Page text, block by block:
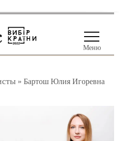
Меню
» Бартош Юлия Игоревна